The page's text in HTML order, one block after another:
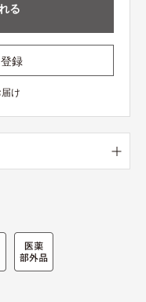
る
録
け